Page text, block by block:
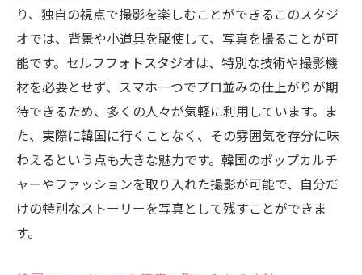
り、独自の視点で撮影を楽しむことができるこのスタジ
オでは、背景や小道具を駆使して、写真を撮ることが可
能です。セルフフォトスタジオは、特別な技術や撮影機
材を必要とせず、スマホ一つでプロ並みの仕上がりが期
待できるため、多くの人々が気軽に利用しています。ま
た、実際に韓国に行くことなく、その雰囲気を存分に味
わえるという点も大きな魅力です。韓国のポップカルチ
ャーやファッションを取り入れた撮影が可能で、自分だ
けの特別なストーリーを写真として残すことができま
す。